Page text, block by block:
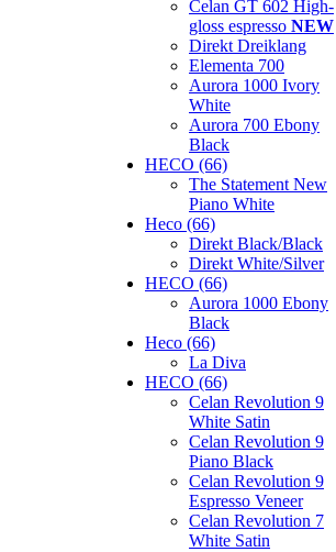
Celan GT 602 High-
gloss espresso NEW
Direkt Dreiklang
Elementa 700
Aurora 1000 Ivory
White
Aurora 700 Ebony
Black
HECO (66)
The Statement New
Piano White
Heco (66)
Direkt Black/Black
Direkt White/Silver
HECO (66)
Aurora 1000 Ebony
Black
Heco (66)
La Diva
HECO (66)
Celan Revolution 9
White Satin
Celan Revolution 9
Piano Black
Celan Revolution 9
Espresso Veneer
Celan Revolution 7
White Satin